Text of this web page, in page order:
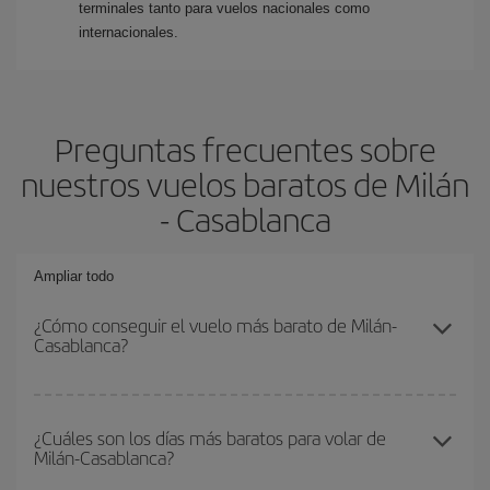
terminales tanto para vuelos nacionales como
internacionales.
Preguntas frecuentes sobre
nuestros vuelos baratos de Milán
- Casablanca
Ampliar todo
¿Cómo conseguir el vuelo más barato de Milán-
Casablanca?
conseguir el vuelo más barato si evitas temporadas altas,
compras con antelación y puedes ser flexible con las fechas y
¿Cuáles son los días más baratos para volar de
Milán-Casablanca?